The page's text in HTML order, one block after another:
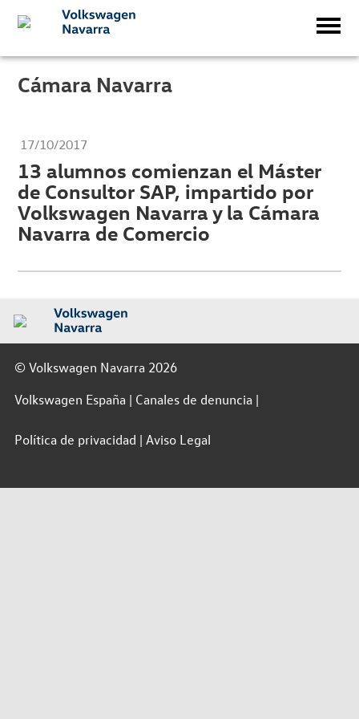
Cámara Navarra
17/10/2017
13 alumnos comienzan el Máster
de Consultor SAP, impartido por
Volkswagen Navarra y la Cámara
Navarra de Comercio
© Volkswagen Navarra 2026
Volkswagen España
Canales de denuncia
Política de privacidad Aviso Legal